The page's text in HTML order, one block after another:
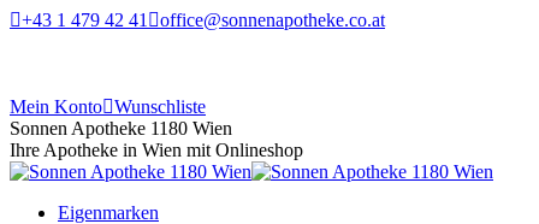
+43 1 479 42 41 office@sonnenapotheke.co.at
Mein Konto Wunschliste
Sonnen Apotheke 1180 Wien
Ihre Apotheke in Wien mit Onlineshop
Eigenmarken